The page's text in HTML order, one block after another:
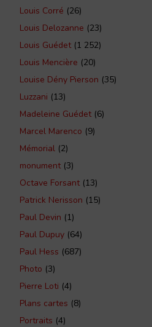
Louis Corré (26)
Louis Delozanne (23)
Louis Guédet(1 252)
Louis Mencière (20)
Louise Dény Pierson (35)
Luzzani (13)
Madeleine Guédet(6)
Marcel Marenco (9)
Mémorial (2)
monument(3)
Octave Forsant(13)
Patrick Nerisson (15)
Paul Devin (1)
Paul Dupuy (64)
Paul Hess (687)
Photo (3)
Pierre Loti (4)
Plans cartes (8)
Portraits (4)